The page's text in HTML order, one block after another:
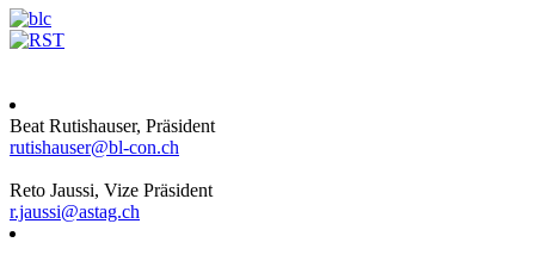
Beat Rutishauser, Präsident
rutishauser@bl-con.ch
Reto Jaussi, Vize Präsident
r.jaussi@astag.ch